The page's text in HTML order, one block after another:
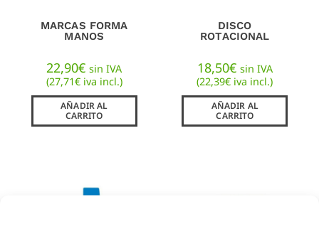
MARCAS FORMA
MANOS
22,90€ sin IVA
(27,71€iva incl.)
AÑADIR AL
CARRITO
DISCO
ROTACIONAL
18,50€ sin IVA
(22,39€ iva incl.)
AÑADIR AL
CARRITO